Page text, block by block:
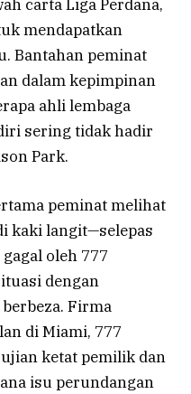
carta Liga Perdana,
mendapatkan
Bantahan peminat
dalam kepimpinan
ahli lembaga
sering tidak hadir
Park.
peminat melihat
kaki langit—selepas
oleh 777
dengan
Firma
di Miami, 777
ketat pemilik dan
isu perundangan